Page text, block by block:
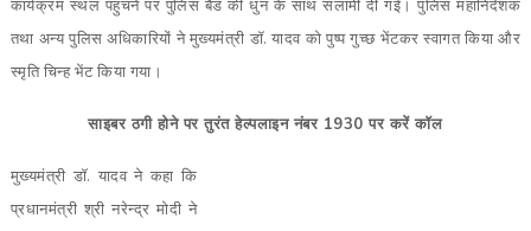
कार्यक्रम स्थल पहुंचने पर पुलिस बैंड की धुन के साथ सलामी दी गई। पुलिस महानिदेशक
तथा अन्य पुलिस अधिकारियों ने मुख्यमंत्री डॉ. यादव को पुष्प गुच्छ भेंटकर स्वागत किया और
स्मृति चिन्ह भेंट किया गया।
साइबर ठगी होने पर तुरंत हेल्पलाइन नंबर 1930 पर करें कॉल
मुख्यमंत्री डॉ. यादव ने कहा कि
प्रधानमंत्री श्री नरेन्द्र मोदी ने